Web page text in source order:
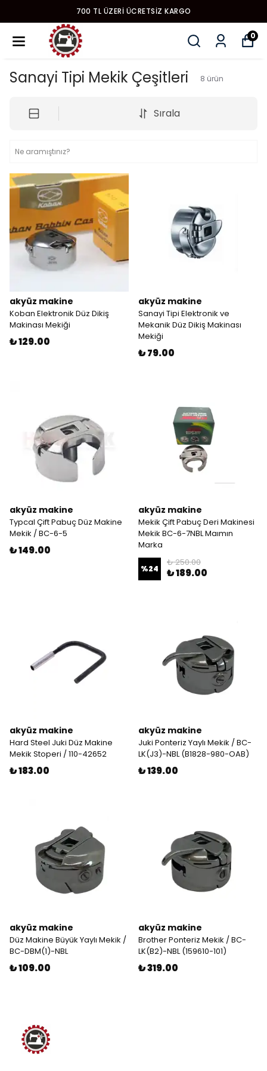
YENI MODEL DIKIŞ MAKINALARI
0
Sanayi Tipi Mekik Çeşitleri 8 ürün
Sırala
akyüz makine
Koban Elektronik Düz Dikiş
Makinası Mekiği
₺ 129.00
akyüz makine
Sanayi Tipi Elektronik ve
Mekanik Düz Dikiş Makinası
Mekiği
₺ 79.00
akyüz makine
Typcal Çift Pabuç Düz Makine
Mekik / BC-6-5
₺ 149.00
akyüz makine
Mekik Çift Pabuç Deri Makinesi
Mekik BC-6-7NBL Maımın
Marka
%24
₺ 250.00
₺ 189.00
akyüz makine
Hard Steel Juki Düz Makine
Mekik Stoperi / 110-42652
₺ 183.00
akyüz makine
Juki Ponteriz Yaylı Mekik / BC-
LK(J3)-NBL (B1828-980-OAB)
₺ 139.00
akyüz makine
Düz Makine Büyük Yaylı Mekik /
BC-DBM(1)-NBL
₺ 109.00
akyüz makine
Brother Ponteriz Mekik / BC-
LK(B2)-NBL (159610-101)
₺ 319.00